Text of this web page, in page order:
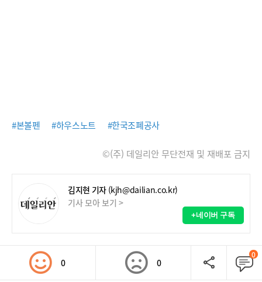
#본볼펜 #하우스노트 #한국조폐공사
©(주) 데일리안 무단전재 및 재배포 금지
김지현 기자 (kjh@dailian.co.kr)
기사 모아 보기 >
+네이버 구독
0 0
0